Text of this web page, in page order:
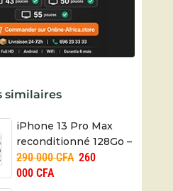
similaires
iPhone 13 Pro Max
reconditionné 128Go –
USA – 4373mAh – 01
mois
290 000CFA 260
000CFA